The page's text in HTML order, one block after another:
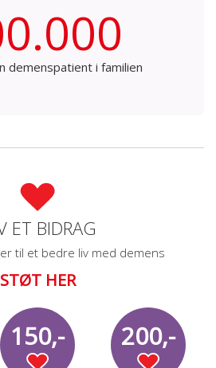
demenspatient i familien
ET BIDRAG
til et bedre liv med demens
STØT HER
150,- 200,-